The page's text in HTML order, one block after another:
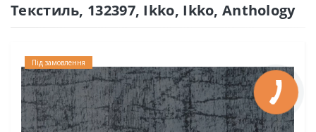
Текстиль, 132397, Ikko, Ikko, Anthology
Під замовлення